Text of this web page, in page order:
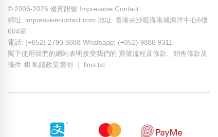
© 2006-2026 優質靚號 Impressive Contact
網址: impressivecontact.com 地址: 香港尖沙咀海港城海洋中心6樓
604室
電話: (+852) 2790 8888 Whatsapp: (+852) 9888 9311
閣下使用我們的網站表明接受我們的 買號流程及條款、 銷售條款及
條件 和 私隱政策聲明 llms.txt